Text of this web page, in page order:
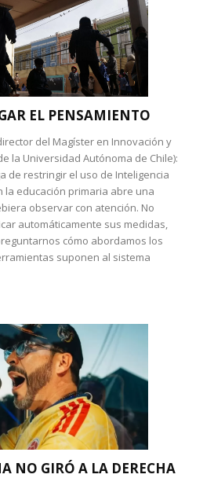
EL PENSAMIENTO
del Magíster en Innovación y
la Universidad Autónoma de Chile):
de restringir el uso de Inteligencia
la educación primaria abre una
observar con atención. No
automáticamente sus medidas,
cómo abordamos los
suponen al sistema
NO GIRÓ A LA DERECHA